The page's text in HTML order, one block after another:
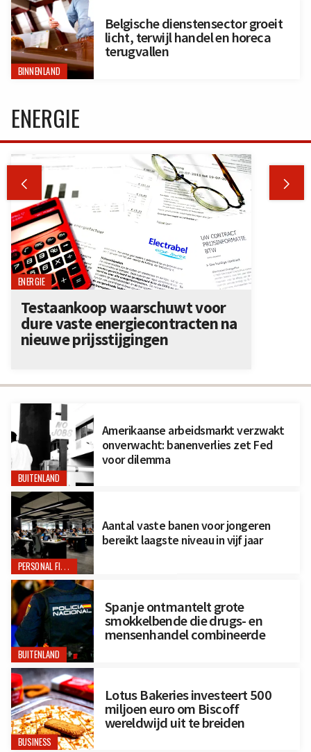
BINNENLAND
Belgische dienstensector groeit
licht, terwijl handel en horeca
terugvallen
BUITENLAND
Amerikaanse arbeidsmarkt verzwakt
onverwacht: banenverlies zet Fed
voor dilemma
PERSONAL FINANCE
Aantal vaste banen voor jongeren
bereikt laagste niveau in vijf jaar
BUITENLAND
Spanje ontmantelt grote
smokkelbende die drugs- en
mensenhandel combineerde
BUSINESS
Lotus Bakeries investeert 500
miljoen euro om Biscoff
wereldwijd uit te breiden
ENERGIE
 
ENERGIE
Testaankoop waarschuwt voor
dure vaste energiecontracten na
nieuwe prijsstijgingen